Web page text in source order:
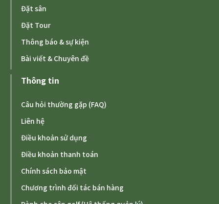
Đặt sân
Đặt Tour
Thông báo & sự kiện
Bài viết & Chuyên đề
Thông tin
Câu hỏi thường gặp (FAQ)
Liên hệ
Điều khoản sử dụng
Điều khoản thanh toán
Chính sách bảo mật
Chương trình đối tác bán hàng